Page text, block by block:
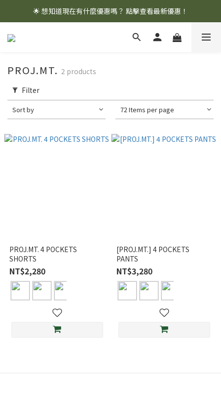
🌟 想知道現在有什麼優惠嗎？ 點擊查看最新優惠！
🌟 想知道現在有什麼優惠嗎？ 點擊查看最新優惠！
全館消費滿 $1,000 即享免運優惠
PROJ.MT. 2 products
Filter
Sort by 72 Items per page
PROJ.MT. 4 POCKETS
SHORTS
NT$2,280
[PROJ.MT.] 4 POCKETS
PANTS
NT$3,280